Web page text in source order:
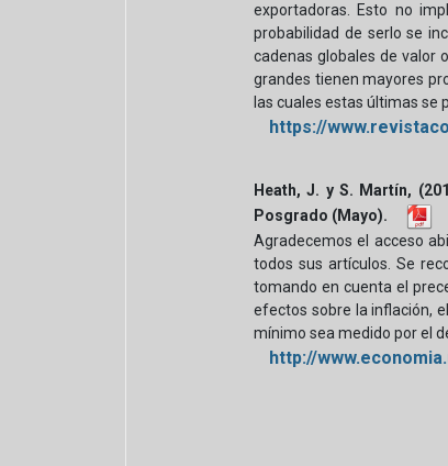
exportadoras. Esto no
probabilidad de serlo se
cadenas globales de valor
grandes tienen mayores
las cuales estas últimas se
https://
Heath, J. y S. Martín,
Posgrado (Mayo).
Agradecemos el acceso
todos sus artículos. Se
tomando en cuenta el
efectos sobre la inflación,
mínimo sea medido por el
http://